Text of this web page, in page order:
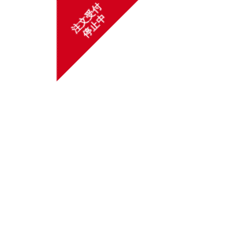
注
文
受
付
停
止
中